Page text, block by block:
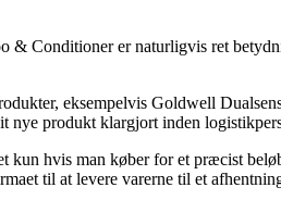
& Conditioner er naturligvis ret
eksempelvis Goldwell
nye produkt klargjort inden
hvis man køber for et præcist
til at levere varerne til et